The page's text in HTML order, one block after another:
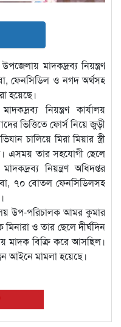
মাদকদ্রব্য নিয়ন্ত্রণ
ফেনসিডিল ও নগদ অর্থসহ
হয়েছে।
নিয়ন্ত্রণ কার্যালয়
ভিত্তিতে ফোর্স নিয়ে জুড়ী
চালিয়ে মিরা মিয়ার স্ত্রী
এসময় তার সহযোগী ছেলে
নিয়ন্ত্রণ অধিদপ্তর
৭০ বোতল ফেনসিডিলসহ
উপ-পরিচালক আমর কুমার
ও তার ছেলে দীর্ঘদিন
মাদক বিক্রি করে আসছিল।
আইনে মামলা হয়েছে।